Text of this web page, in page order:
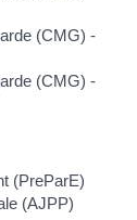
(CMG) -
(CMG) -
(PreParE)
(AJPP)